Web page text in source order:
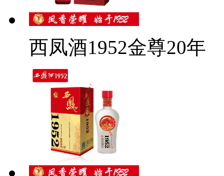
西凤酒1952金尊20年